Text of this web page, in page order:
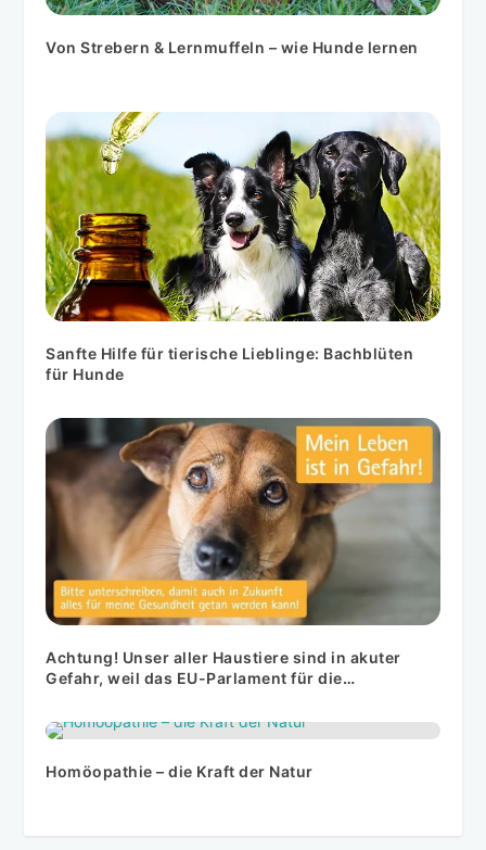
Von Strebern & Lernmuffeln – wie Hunde lernen
Sanfte Hilfe für tierische Lieblinge: Bachblüten
für Hunde
Achtung! Unser aller Haustiere sind in akuter
Gefahr, weil das EU-Parlament für die
beschließen will!
Homöopathie – die Kraft der Natur